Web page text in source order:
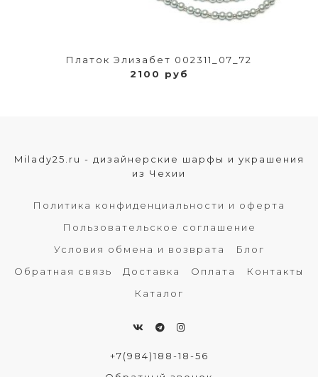
Платок Элизабет 002311_07_72
2100 руб
Milady25.ru - дизайнерские шарфы и украшения
из Чехии
Политика конфиденциальности и оферта
Пользовательское соглашение
Условия обмена и возврата
Блог
Обратная связь
Доставка Оплата
Контакты
Каталог
+7(984)188-18-56